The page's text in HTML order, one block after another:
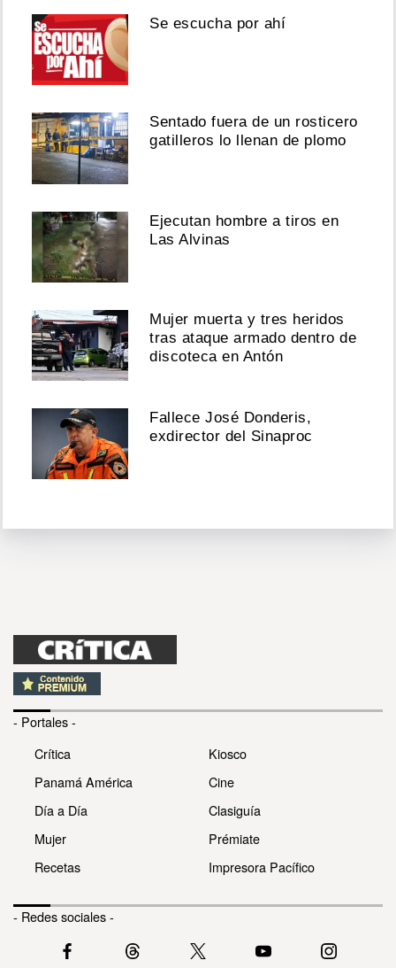
Se escucha por ahí
Sentado fuera de un rosticero
gatilleros lo llenan de plomo
Ejecutan hombre a tiros en
Las Alvinas
Mujer muerta y tres heridos
tras ataque armado dentro de
discoteca en Antón
Fallece José Donderis,
exdirector del Sinaproc
- Portales -
Crítica
Panamá América
Día a Día
Mujer
Recetas
Kiosco
Cine
Clasiguía
Prémiate
Impresora Pacífico
- Redes sociales -